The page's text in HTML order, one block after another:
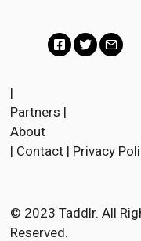
c
o
k
r
l
|
Partners |
About
| Contact | Privacy
© 2023 Taddlr. All
Reserved.